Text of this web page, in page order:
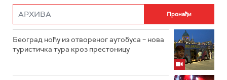
Београд ноћу из отвореног аутобуса – нова
туристичка тура кроз престоницу